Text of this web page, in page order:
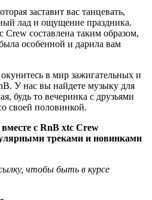
заставит вас танцевать,
лад и ощущение праздника.
составлена таким образом,
особенной и дарила вам
в мир зажигательных и
У нас вы найдете музыку для
будь то вечеринка с друзьями
своей половинкой.
с RnB xtc Crew
треками и новинками
чтобы быть в курсе